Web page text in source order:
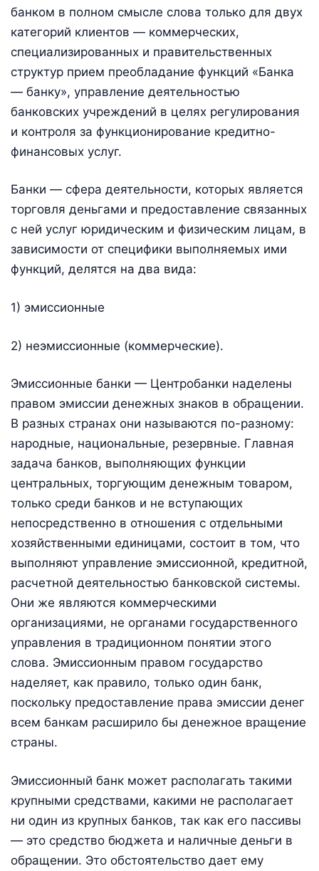
банком в полном смысле слова только для двух
категорий клиентов — коммерческих,
специализированных и правительственных
структур прием преобладание функций «Банка
— банку», управление деятельностью
банковских учреждений в целях регулирования
и контроля за функционирование кредитно-
финансовых услуг.
Банки — сфера деятельности, которых является
торговля деньгами и предоставление связанных
с ней услуг юридическим и физическим лицам, в
зависимости от специфики выполняемых ими
функций, делятся на два вида:
1) эмиссионные
2) неэмиссионные (коммерческие).
Эмиссионные банки — Центробанки наделены
правом эмиссии денежных знаков в обращении.
В разных странах они называются по-разному:
народные, национальные, резервные. Главная
задача банков, выполняющих функции
центральных, торгующим денежным товаром,
только среди банков и не вступающих
непосредственно в отношения с отдельными
хозяйственными единицами, состоит в том, что
выполняют управление эмиссионной, кредитной,
расчетной деятельностью банковской системы.
Они же являются коммерческими
организациями, не органами государственного
управления в традиционном понятии этого
слова. Эмиссионным правом государство
наделяет, как правило, только один банк,
поскольку предоставление права эмиссии денег
всем банкам расширило бы денежное вращение
страны.
Эмиссионный банк может располагать такими
крупными средствами, какими не располагает
ни один из крупных банков, так как его пассивы
— это средство бюджета и наличные деньги в
обращении. Это обстоятельство дает ему